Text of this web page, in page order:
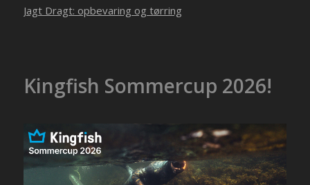
Jagt Dragt: opbevaring og tørring
Kingfish Sommercup 2026!